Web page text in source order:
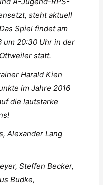
steht aktuell
Spiel findet am
um 20:30 Uhr in der
statt.
Harald Kien
im Jahre 2016
die lautstarke
Alexander Lang
Steffen Becker,
Budke,